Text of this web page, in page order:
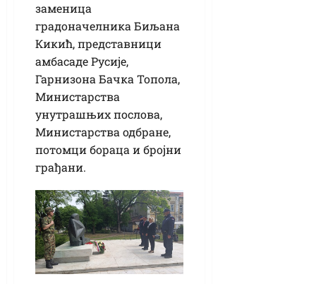
заменица
градоначелника Биљана
Кикић, представници
амбасаде Русије,
Гарнизона Бачка Топола,
Министарства
унутрашњих послова,
Министарства одбране,
потомци бораца и бројни
грађани.